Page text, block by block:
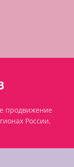
продвижение
России.